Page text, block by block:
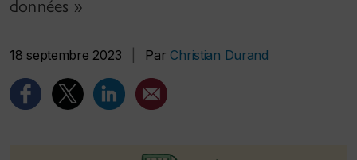
données »
18 septembre 2023 Par Christian Durand